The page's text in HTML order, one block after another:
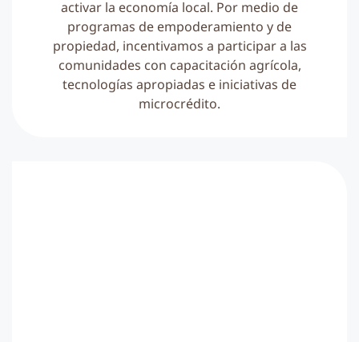
activar la economía local. Por medio de
programas de empoderamiento y de
propiedad, incentivamos a participar a las
comunidades con capacitación agrícola,
tecnologías apropiadas e iniciativas de
microcrédito.